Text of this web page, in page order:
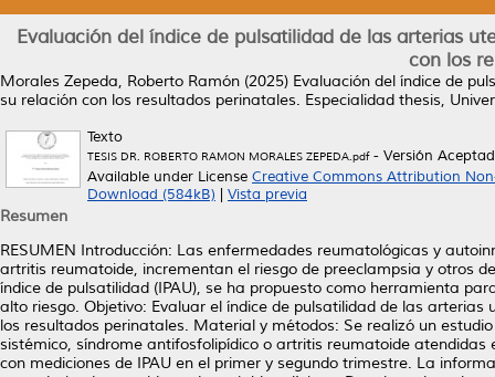
Evaluación del índice de pulsatilidad de las arterias
con los
Morales Zepeda, Roberto Ramón (2025) Evaluación del índice de
su relación con los resultados perinatales. Especialidad thesis,
Texto
TESIS DR. ROBERTO RAMON MORALES ZEPEDA.pdf- Versión
Available under License Creative Commons Attribution
Download (584kB)
Vista previa
Resumen
RESUMEN Introducción: Las enfermedades reumatológicas y
artritis reumatoide, incrementan el riesgo de preeclampsia y otros
índice de pulsatilidad (IPAU), se ha propuesto como herramienta
alto riesgo. Objetivo: Evaluar el índice de pulsatilidad de las
los resultados perinatales. Material y métodos: Se realizó un
sistémico, síndrome antifosfolipídico o artritis reumatoide atendidas
con mediciones de IPAU en el primer y segundo trimestre. La